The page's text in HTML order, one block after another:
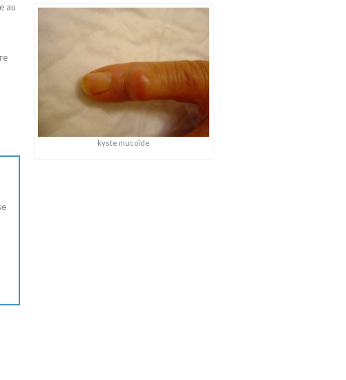
kyste mucoïde
au